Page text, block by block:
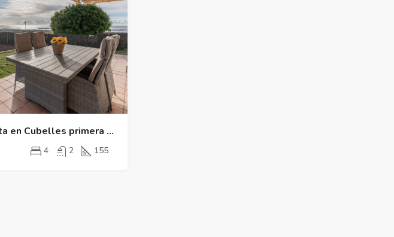
Apartamento en venta en Cubelles primera línea de playa
4 2 155